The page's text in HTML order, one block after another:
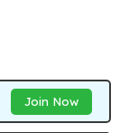
Join Now